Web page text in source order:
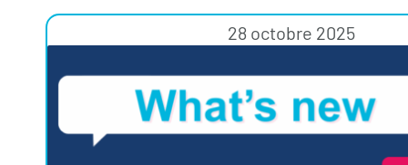
28 octobre 2025